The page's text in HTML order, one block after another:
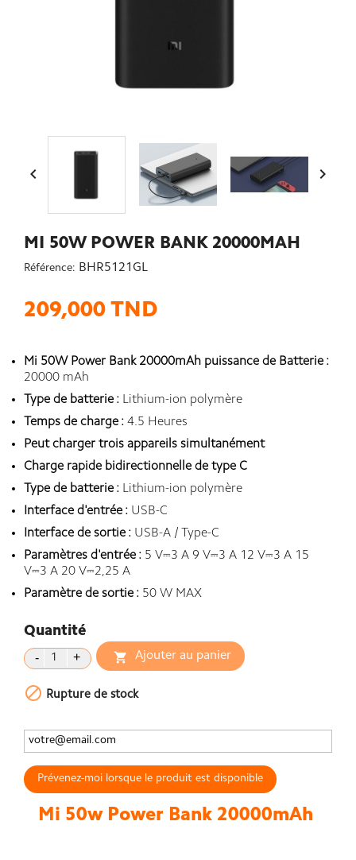
 
MI 50W POWER BANK 20000MAH
Référence: BHR5121GL
209,000 TND
Mi 50W Power Bank 20000mAh puissance de Batterie :
20000 mAh
Type de batterie : Lithium-ion polymère
Temps de charge : 4.5 Heures
Peut charger trois appareils simultanément
Charge rapide bidirectionnelle de type C
Type de batterie : Lithium-ion polymère
Interface d'entrée : USB-C
Interface de sortie : USB-A / Type-C
Paramètres d'entrée : 5 V⎓3 A 9 V⎓3 A 12 V⎓3 A 15
V⎓3 A 20 V⎓2,25 A
Paramètre de sortie : 50 W MAX
Quantité
 Ajouter au panier
 Rupture de stock
Prévenez-moi lorsque le produit est disponible
Mi 50w Power Bank 20000mAh